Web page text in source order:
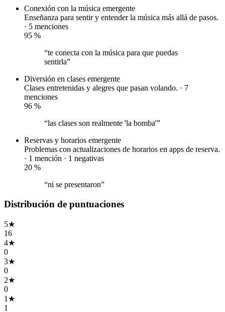
Conexión con la música emergente
Enseñanza para sentir y entender la música más allá de pasos.
· 5 menciones
95 %
“te conecta con la música para que puedas
sentirla”
Diversión en clases emergente
Clases entretenidas y alegres que pasan volando. · 7
menciones
96 %
“las clases son realmente 'la bomba'”
Reservas y horarios emergente
Problemas con actualizaciones de horarios en apps de reserva.
· 1 mención · 1 negativas
20 %
“ni se presentaron”
Distribución de puntuaciones
5★
16
4★
0
3★
0
2★
0
1 ★
1